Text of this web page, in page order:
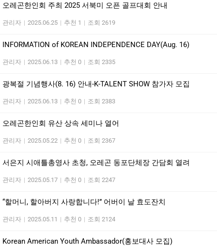
오레곤한인회 주최 2025 서북미 오픈 골프대회 안내
관리자 | 2025.06.25 | 추천 1 | 조회 2619
INFORMATION of KOREAN INDEPENDENCE DAY(Aug. 16)
관리자 | 2025.06.13 | 추천 0 | 조회 2335
광복절 기념행사(8. 16) 안내-K-TALENT SHOW 참가자 모집
관리자 | 2025.06.13 | 추천 0 | 조회 2383
오레곤한인회 유산 상속 세미나 열어
관리자 | 2025.05.22 | 추천 0 | 조회 2367
서은지 시애틀총영사 초청, 오레곤 동포단체장 간담회 열려
관리자 | 2025.05.17 | 추천 0 | 조회 2247
“할머니, 할아버지 사랑합니다!” 어버이 날 효도잔치
관리자 | 2025.05.11 | 추천 0 | 조회 2124
Korean American Youth Ambassador(홍보대사 모집)